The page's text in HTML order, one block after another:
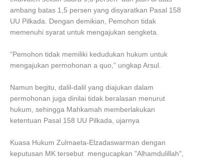
ambang batas 1,5 persen yang disyaratkan Pasal 158
UU Pilkada. Dengan demikian, Pemohon tidak
memenuhi syarat untuk mengajukan sengketa.
“Pemohon tidak memiliki kedudukan hukum untuk
mengajukan permohonan a quo,” ungkap Arsul.
Namun begitu, dalil-dalil yang diajukan dalam
permohonan juga dinilai tidak beralasan menurut
hukum, sehingga Mahkamah memberlakukan
ketentuan Pasal 158 UU Pilkada, ujarnya
Kuasa Hukum Zulmaeta-Elzadaswarman dengan
keputusan MK tersebut mengucapkan "Alhamdulillah",